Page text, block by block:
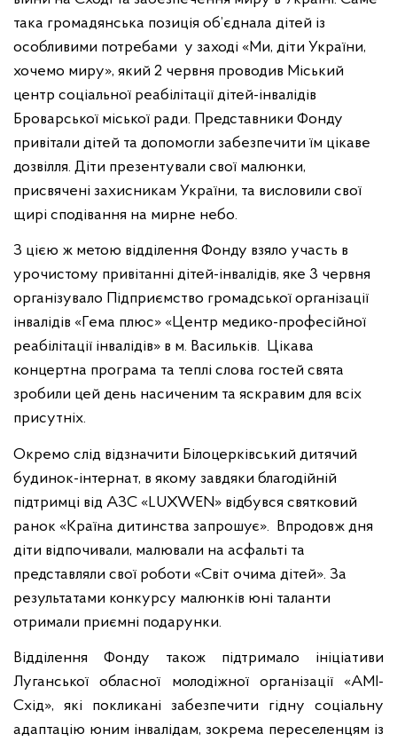
така громадянська позиція об’єднала дітей із
особливими потребами у заході «Ми, діти України,
хочемо миру», який 2 червня проводив Міський
центр соціальної реабілітації дітей-інвалідів
Броварської міської ради. Представники Фонду
привітали дітей та допомогли забезпечити їм цікаве
дозвілля. Діти презентували свої малюнки,
присвячені захисникам України, та висловили свої
щирі сподівання на мирне небо.
З цією ж метою відділення Фонду взяло участь в
урочистому привітанні дітей-інвалідів, яке 3 червня
організувало Підприємство громадської організації
інвалідів «Гема плюс» «Центр медико-професійної
реабілітації інвалідів» в м. Васильків. Цікава
концертна програма та теплі слова гостей свята
зробили цей день насиченим та яскравим для всіх
присутніх.
Окремо слід відзначити Білоцерківський дитячий
будинок-інтернат, в якому завдяки благодійній
підтримці від АЗС «LUXWEN» відбувся святковий
ранок «Країна дитинства запрошує».
Впродовж дня
діти відпочивали, малювали на асфальті та
представляли свої роботи «Світ очима дітей». За
результатами конкурсу малюнків юні таланти
отримали приємні подарунки.
Відділення Фонду також підтримало ініціативи
Луганської обласної молодіжної організації «АМІ-
Схід», які покликані забезпечити гідну соціальну
адаптацію юним інвалідам, зокрема переселенцям із